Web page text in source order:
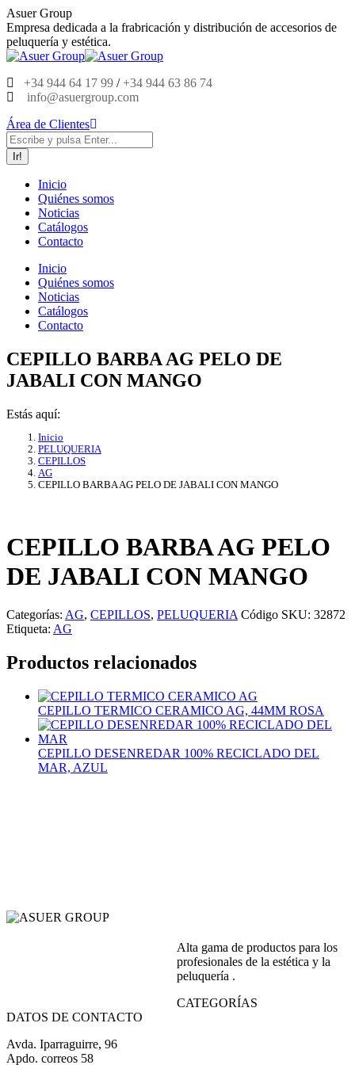
Saltar
al
contenido
Asuer Group
Empresa dedicada a la frabricación y distribución de accesorios de
peluquería y estética.
+34 944 64 17 99 /+34 944 63 86 74
info@asuergroup.com
Área de Clientes
Buscar:
Inicio
Quiénes somos
Noticias
Catálogos
Contacto
Inicio
Quiénes somos
Noticias
Catálogos
Contacto
CEPILLO BARBA AG PELO DE
JABALI CON MANGO
Estás aquí:
Inicio
PELUQUERIA
CEPILLOS
AG
CEPILLO BARBA AG PELO DE JABALI CON MANGO
CEPILLO BARBA AG PELO
DE JABALI CON MANGO
Categorías: AG, CEPILLOS, PELUQUERIA Código SKU: 32872
Etiqueta: AG
Productos relacionados
CEPILLO TERMICO CERAMICO AG, 44MM ROSA
CEPILLO DESENREDAR 100% RECICLADO DEL
MAR, AZUL
Alta gama de productos para los
profesionales de la estética y la
peluquería .
CATEGORÍAS
DATOS DE CONTACTO
Avda. Iparraguirre, 96
Apdo. correos 58